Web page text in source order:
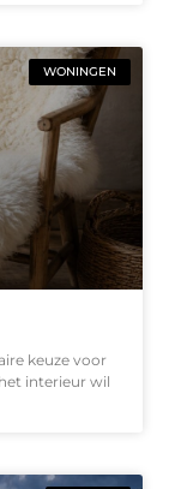
WONINGEN
keuze voor
interieur wil